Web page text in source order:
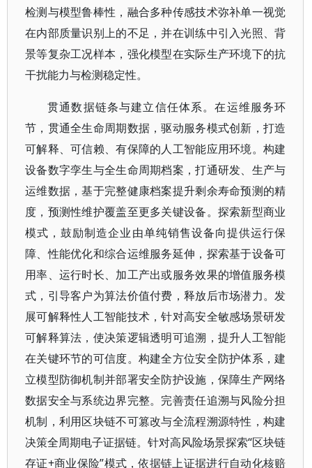
检测与模型鲁棒性，融合多种传感技术弥补单一视觉
在内部质量识别上的不足，并在训练中引入光照、背
景等复杂工况样本，强化模型在实际生产环境下的抗
干扰能力与检测稳定性。
贯通数据链条与建立信任体系。在运维服务环
节，贯通全生命周期数据，驱动服务模式创新，打造
可解释、可信赖、有保障的人工智能应用环境。构建
设备数字孪生与全生命周期档案，打通研发、生产与
运维数据，基于完整健康档案提升剩余寿命预测的精
度，预测性维护覆盖至更多关键设备。探索新型商业
模式，鼓励制造企业由单纯销售设备向提供运行保
障、性能优化和综合运维服务延伸，探索基于设备可
用率、运行时长、加工产出或服务效果的增值服务模
式，引导客户为算法价值付费，释放后市场潜力。发
展可解释性人工智能技术，针对高安全敏感场景研发
可解释算法，使决策逻辑透明可追溯，提升人工智能
在关键环节的可信度。构建全方位安全防护体系，建
立模型防御机制并部署安全防护设施，保障生产网络
数据安全与系统边界完整。完善责任追溯与风险分担
机制，利用区块链不可篡改与全流程溯源特性，构建
决策全周期电子证据链。针对高风险场景探索“区块链
存证+商业保险”模式，依据链上证据进行自动化核赔